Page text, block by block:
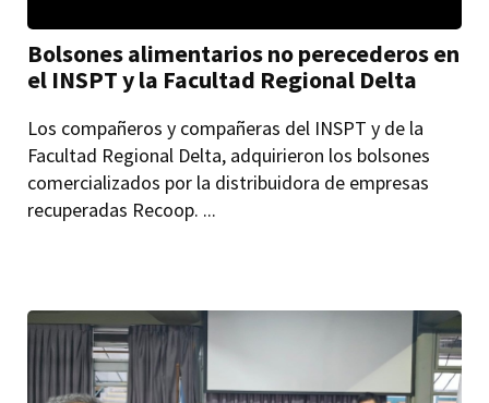
Bolsones alimentarios no perecederos en
el INSPT y la Facultad Regional Delta
Los compañeros y compañeras del INSPT y de la
Facultad Regional Delta, adquirieron los bolsones
comercializados por la distribuidora de empresas
recuperadas Recoop. ...